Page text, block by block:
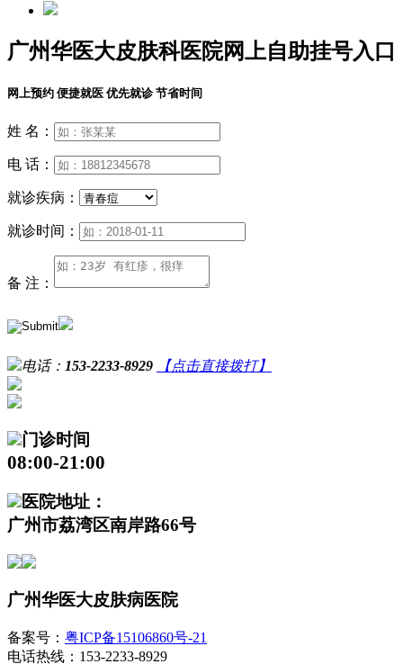
广州华医大皮肤科医院网上自助挂号入口
网上预约 便捷就医 优先就诊 节省时间
姓 名：
电 话：
就诊疾病：
就诊时间：
备 注：
电话： 153-2233-8929 【点击直接拨打】
门诊时间
08:00-21:00
医院地址：
广州市荔湾区南岸路66号
广州华医大皮肤病医院
备案号： 粤ICP备15106860号-21
电话热线：153-2233-8929